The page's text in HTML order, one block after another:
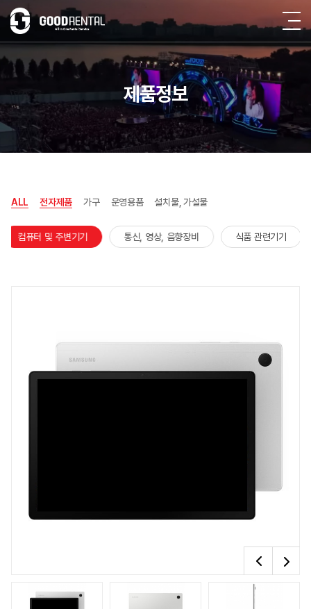
제품정보
ALL 전자제품
컴퓨터 및 주변기기 통신, 영상, 음향장비 식품 관련기기
가구 운영용품 설치물, 가설물